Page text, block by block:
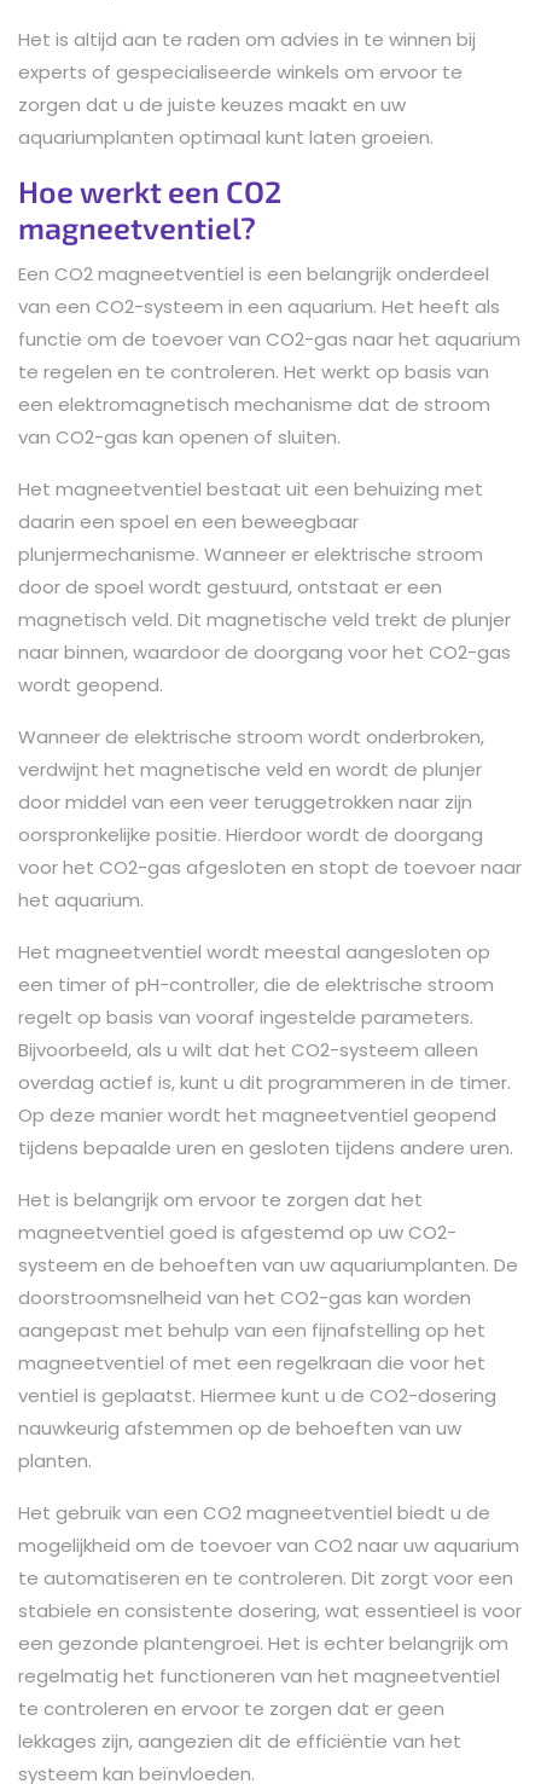
Het is altijd aan te raden om advies in te winnen bij
experts of gespecialiseerde winkels om ervoor te
zorgen dat u de juiste keuzes maakt en uw
aquariumplanten optimaal kunt laten groeien.
Hoe werkt een CO2
magneetventiel?
Een CO2 magneetventiel is een belangrijk onderdeel
van een CO2-systeem in een aquarium. Het heeft als
functie om de toevoer van CO2-gas naar het aquarium
te regelen en te controleren. Het werkt op basis van
een elektromagnetisch mechanisme dat de stroom
van CO2-gas kan openen of sluiten.
Het magneetventiel bestaat uit een behuizing met
daarin een spoel en een beweegbaar
plunjermechanisme. Wanneer er elektrische stroom
door de spoel wordt gestuurd, ontstaat er een
magnetisch veld. Dit magnetische veld trekt de plunjer
naar binnen, waardoor de doorgang voor het CO2-gas
wordt geopend.
Wanneer de elektrische stroom wordt onderbroken,
verdwijnt het magnetische veld en wordt de plunjer
door middel van een veer teruggetrokken naar zijn
oorspronkelijke positie. Hierdoor wordt de doorgang
voor het CO2-gas afgesloten en stopt de toevoer naar
het aquarium.
Het magneetventiel wordt meestal aangesloten op
een timer of pH-controller, die de elektrische stroom
regelt op basis van vooraf ingestelde parameters.
Bijvoorbeeld, als u wilt dat het CO2-systeem alleen
overdag actief is, kunt u dit programmeren in de timer.
Op deze manier wordt het magneetventiel geopend
tijdens bepaalde uren en gesloten tijdens andere uren.
Het is belangrijk om ervoor te zorgen dat het
magneetventiel goed is afgestemd op uw CO2-
systeem en de behoeften van uw aquariumplanten. De
doorstroomsnelheid van het CO2-gas kan worden
aangepast met behulp van een fijnafstelling op het
magneetventiel of met een regelkraan die voor het
ventiel is geplaatst. Hiermee kunt u de CO2-dosering
nauwkeurig afstemmen op de behoeften van uw
planten.
Het gebruik van een CO2 magneetventiel biedt u de
mogelijkheid om de toevoer van CO2 naar uw aquarium
te automatiseren en te controleren. Dit zorgt voor een
stabiele en consistente dosering, wat essentieel is voor
een gezonde plantengroei. Het is echter belangrijk om
regelmatig het functioneren van het magneetventiel
te controleren en ervoor te zorgen dat er geen
lekkages zijn, aangezien dit de efficiëntie van het
systeem kan beïnvloeden.